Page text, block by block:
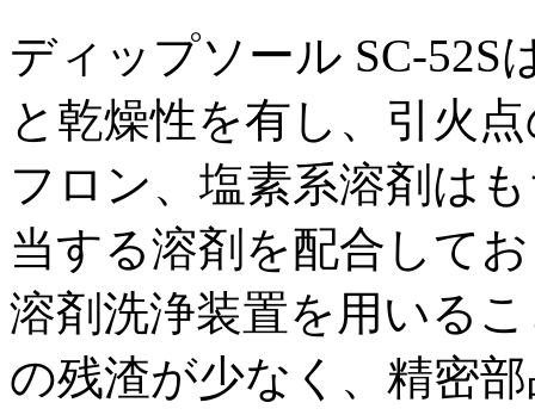
ディップソール SC-52S
と乾燥性を有し、引火
フロン、塩素系溶剤は
当する溶剤を配合して
溶剤洗浄装置を用いる
の残渣が少なく、精密